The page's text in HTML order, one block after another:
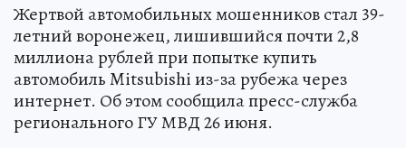
Жертвой автомобильных мошенников стал 39-
летний воронежец, лишившийся почти 2,8
миллиона рублей при попытке купить
автомобиль Mitsubishi из-за рубежа через
интернет. Об этом сообщила пресс-служба
регионального ГУ МВД 26 июня.